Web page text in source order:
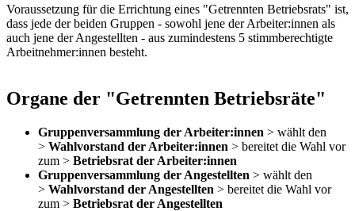
Voraussetzung für die Errichtung eines "Getrennten Betriebsrats" ist,
dass jede der beiden Gruppen - sowohl jene der Arbeiter:innen als
auch jene der Angestellten - aus zumindestens 5 stimmberechtigte
Arbeitnehmer:innen besteht.
Organe der "Getrennten Betriebsräte"
Gruppenversammlung der Arbeiter:innen > wählt den
> Wahlvorstand der Arbeiter:innen > bereitet die Wahl vor
zum > Betriebsrat der Arbeiter:innen
Gruppenversammlung der Angestellten > wählt den
> Wahlvorstand der Angestellten > bereitet die Wahl vor
zum > Betriebsrat der Angestellten